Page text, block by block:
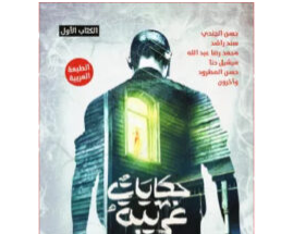
إضافة
إلى
قائمة
الرغبات